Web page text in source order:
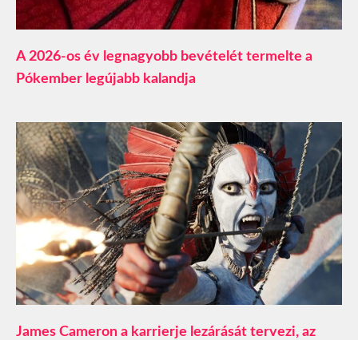
A 2026-os év legnagyobb bevételét termelte a
Pókember legújabb kalandja
James Cameron a karrierje lezárását tervezi, az